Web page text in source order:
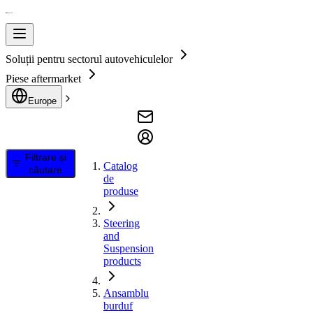
Soluții pentru sectorul autovehiculelor
Piese aftermarket
Europe
Filtrare și
căutare
Catalog
de
produse
Steering
and
Suspension
products
Ansamblu
burduf